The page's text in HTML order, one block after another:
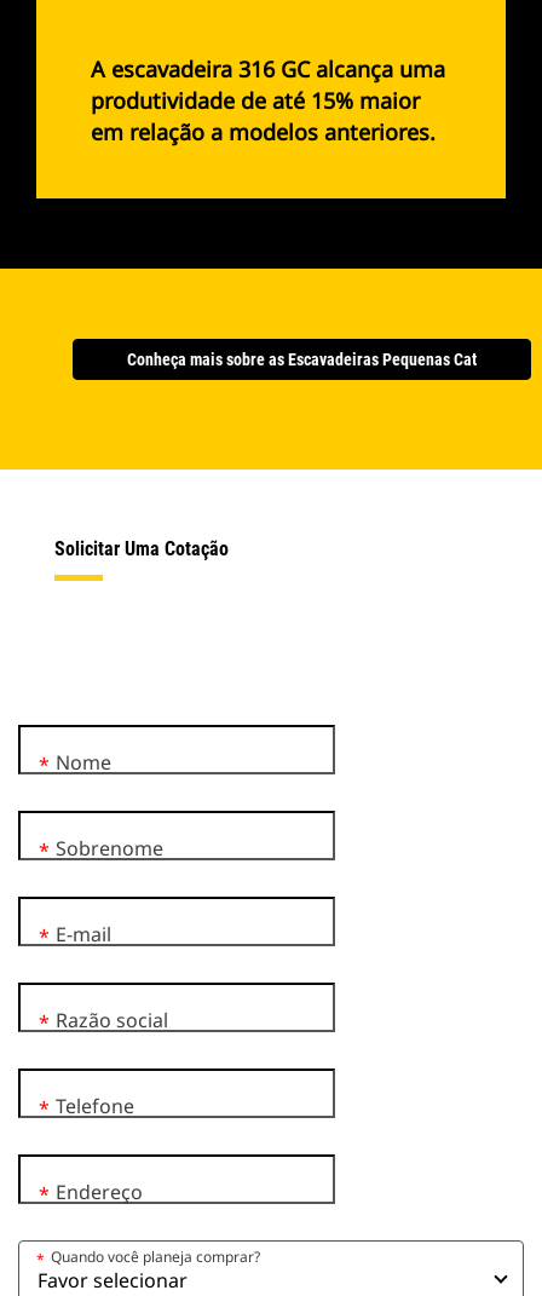
A escavadeira 316 GC alcança uma
produtividade de até 15% maior
em relação a modelos anteriores.
Conheça mais sobre as Escavadeiras Pequenas Cat
Solicitar Uma Cotação
Nome
*
Sobrenome
*
E-mail
*
Razão social
*
Telefone
*
Endereço
*
Quando você planeja comprar?
*